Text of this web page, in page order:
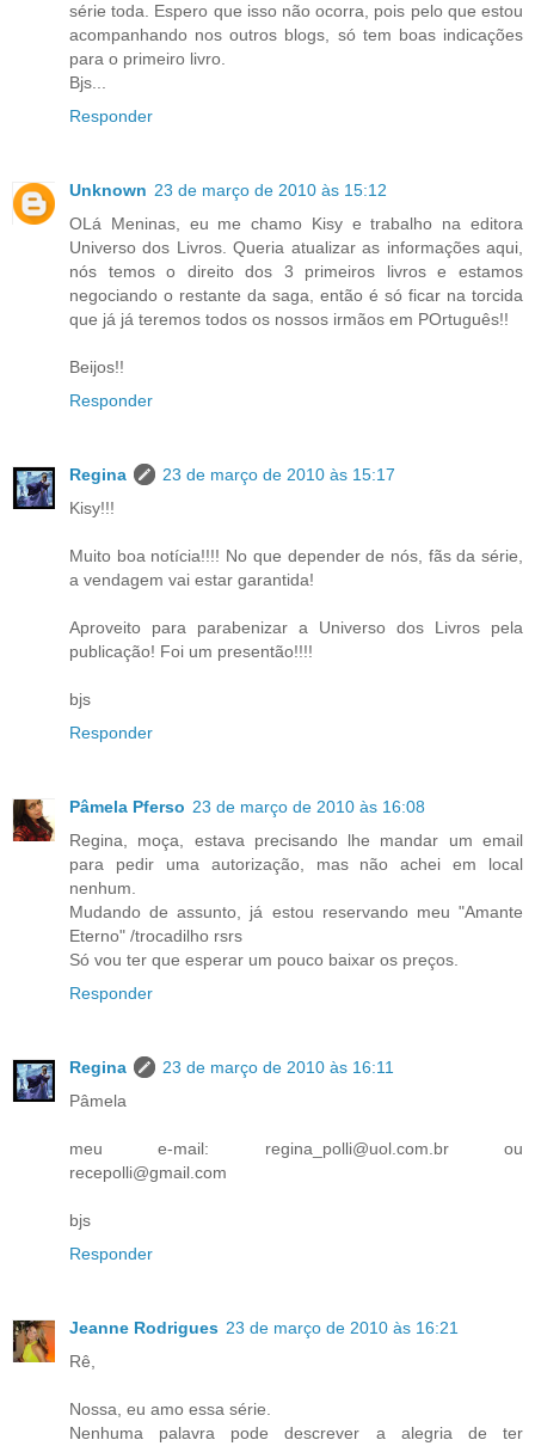
série toda. Espero que isso não ocorra, pois pelo que estou
acompanhando nos outros blogs, só tem boas indicações
para o primeiro livro.
Bjs...
Responder
Unknown 23 de março de 2010 às 15:12
OLá Meninas, eu me chamo Kisy e trabalho na editora
Universo dos Livros. Queria atualizar as informações aqui,
nós temos o direito dos 3 primeiros livros e estamos
negociando o restante da saga, então é só ficar na torcida
que já já teremos todos os nossos irmãos em POrtuguês!!
Beijos!!
Responder
Regina
23 de março de 2010 às 15:17
Kisy!!!
Muito boa notícia!!!! No que depender de nós, fãs da série,
a vendagem vai estar garantida!
Aproveito para parabenizar a Universo dos Livros pela
publicação! Foi um presentão!!!!
bjs
Responder
Pâmela Pferso 23 de março de 2010 às 16:08
Regina, moça, estava precisando lhe mandar um email
para pedir uma autorização, mas não achei em local
nenhum.
Mudando de assunto, já estou reservando meu "Amante
Eterno" /trocadilho rsrs
Só vou ter que esperar um pouco baixar os preços.
Responder
Regina
23 de março de 2010 às 16:11
Pâmela
meu e-mail: regina_polli@uol.com.br ou
recepolli@gmail.com
bjs
Responder
Jeanne Rodrigues 23 de março de 2010 às 16:21
Rê,
Nossa, eu amo essa série.
Nenhuma palavra pode descrever a alegria de ter